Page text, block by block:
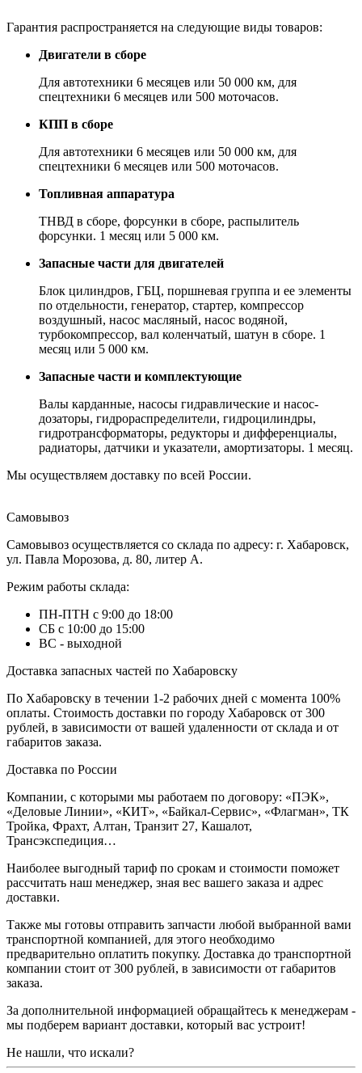
Гарантия распространяется на следующие виды товаров:
Двигатели в сборе
Для автотехники 6 месяцев или 50 000 км, для
спецтехники 6 месяцев или 500 моточасов.
КПП в сборе
Для автотехники 6 месяцев или 50 000 км, для
спецтехники 6 месяцев или 500 моточасов.
Топливная аппаратура
ТНВД в сборе, форсунки в сборе, распылитель
форсунки. 1 месяц или 5 000 км.
Запасные части для двигателей
Блок цилиндров, ГБЦ, поршневая группа и ее элементы
по отдельности, генератор, стартер, компрессор
воздушный, насос масляный, насос водяной,
турбокомпрессор, вал коленчатый, шатун в сборе. 1
месяц или 5 000 км.
Запасные части и комплектующие
Валы карданные, насосы гидравлические и насос-
дозаторы, гидрораспределители, гидроцилиндры,
гидротрансформаторы, редукторы и дифференциалы,
радиаторы, датчики и указатели, амортизаторы. 1 месяц.
Мы осуществляем доставку по всей России.
Самовывоз
Самовывоз осуществляется со склада по адресу: г. Хабаровск,
ул. Павла Морозова, д. 80, литер А.
Режим работы склада:
ПН-ПТН с 9:00 до 18:00
СБ с 10:00 до 15:00
ВС - выходной
Доставка запасных частей по Хабаровску
По Хабаровску в течении 1-2 рабочих дней с момента 100%
оплаты. Стоимость доставки по городу Хабаровск от 300
рублей, в зависимости от вашей удаленности от склада и от
габаритов заказа.
Доставка по России
Компании, с которыми мы работаем по договору: «ПЭК»,
«Деловые Линии», «КИТ», «Байкал-Сервис», «Флагман», ТК
Тройка, Фрахт, Алтан, Транзит 27, Кашалот,
Трансэкспедиция…
Наиболее выгодный тариф по срокам и стоимости поможет
рассчитать наш менеджер, зная вес вашего заказа и адрес
доставки.
Также мы готовы отправить запчасти любой выбранной вами
транспортной компанией, для этого необходимо
предварительно оплатить покупку. Доставка до транспортной
компании стоит от 300 рублей, в зависимости от габаритов
заказа.
За дополнительной информацией обращайтесь к менеджерам -
мы подберем вариант доставки, который вас устроит!
Не нашли, что искали?